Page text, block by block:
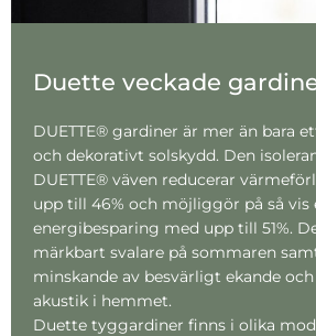
Duette veckade
DUETTE® gardiner är mer än bara
och dekorativt solskydd. Den
DUETTE® väven reducerar
upp till 46% och möjliggör på så vis
energibesparing med upp till 51%.
märkbart svalare på sommaren
minskande av besvärligt ekande
akustik i hemmet.
Duette tyggardiner finns i olika